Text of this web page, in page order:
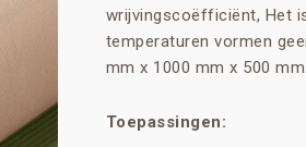
wrijvingscoëfficiënt, Het
temperaturen vormen
mm x 1000 mm x 500 mm.
Toepassingen: